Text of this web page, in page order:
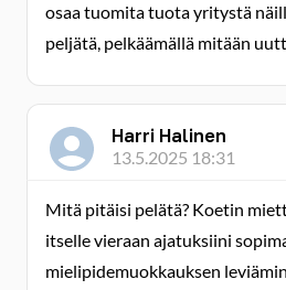
osaa tuomita tuota yritystä
peljätä, pelkäämällä mitään
Harri Halinen
13.5.2025 18:31
Mitä pitäisi pelätä? Koetin
itselle vieraan ajatuksiini
mielipidemuokkauksen